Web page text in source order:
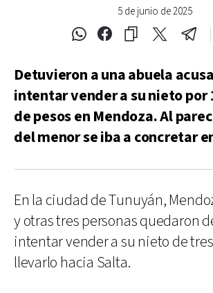
5 de junio de 2025
Detuvieron a una abuela
intentar vender a su nieto por
de pesos en Mendoza. Al
del menor se iba a concretar
En la ciudad de Tunuyán,
y otras tres personas quedaron
intentar vender a su nieto de
llevarlo hacia Salta.